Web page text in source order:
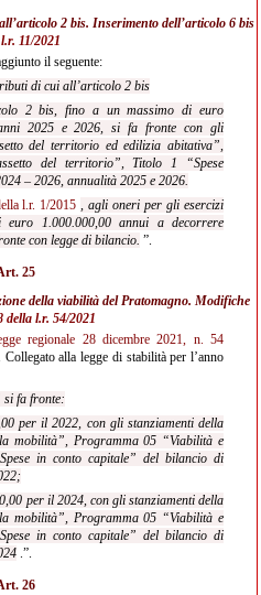
2 bis. Inserimento dell’articolo 6 bis
l.r. 11/2021
il seguente:
di cui all’articolo 2 bis
2 bis, fino a un massimo di euro
2025 e 2026, si fa fronte con gli
del territorio ed edilizia abitativa”,
del territorio”, Titolo 1 “Spese
– 2026, annualità 2025 e 2026.
l.r. 1/2015 , agli oneri per gli esercizi
1.000.000,00 annui a decorrere
con legge di bilancio. ”.
25
della viabilità del Pratomagno. Modifiche
della l.r. 54/2021
regionale 28 dicembre 2021, n. 54
alla legge di stabilità per l’anno
si fa fronte:
per il 2022, con gli stanziamenti della
mobilità”, Programma 05 “Viabilità e
in conto capitale” del bilancio di
per il 2024, con gli stanziamenti della
mobilità”, Programma 05 “Viabilità e
in conto capitale” del bilancio di
.”.
26